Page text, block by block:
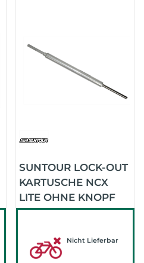
SUNTOUR LOCK-OUT
KARTUSCHE NCX
LITE OHNE KNOPF
Nicht Lieferbar